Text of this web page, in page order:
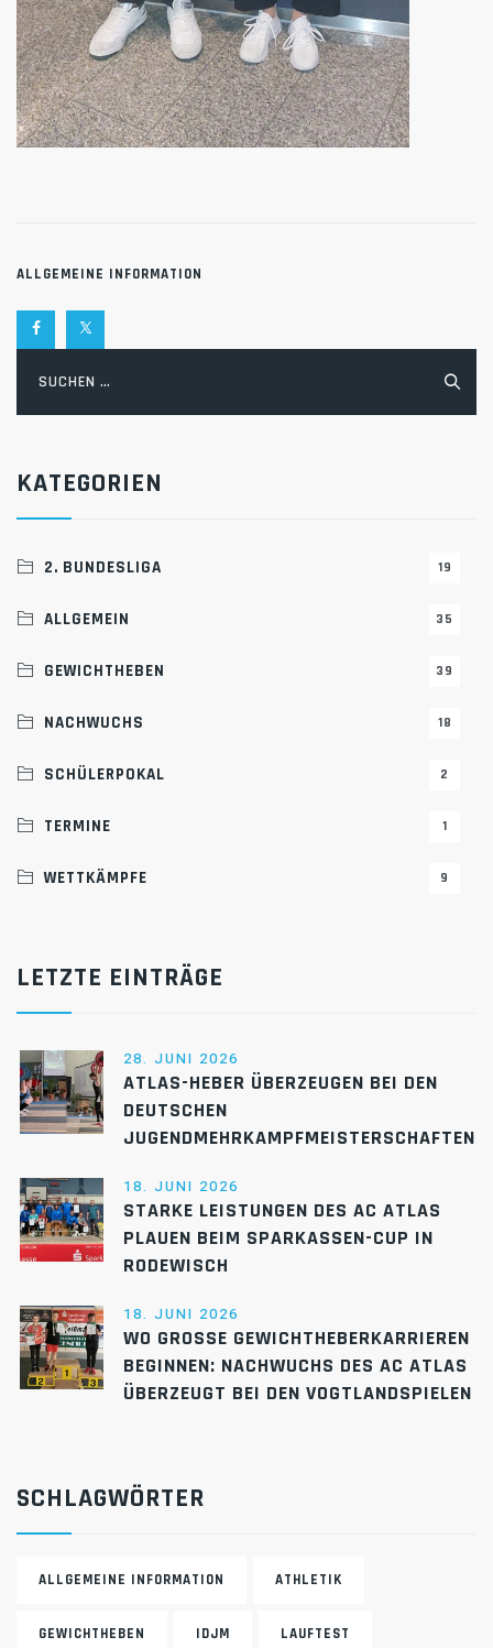
ALLGEMEINE INFORMATION
nach:
KATEGORIEN
2. BUNDESLIGA 19
ALLGEMEIN 35
GEWICHTHEBEN 39
NACHWUCHS 18
SCHÜLERPOKAL 2
TERMINE 1
WETTKÄMPFE 9
LETZTE EINTRÄGE
28. JUNI 2026
ATLAS-HEBER ÜBERZEUGEN BEI DEN
DEUTSCHEN
JUGENDMEHRKAMPFMEISTERSCHAFTEN
18. JUNI 2026
STARKE LEISTUNGEN DES AC ATLAS
PLAUEN BEIM SPARKASSEN-CUP IN
RODEWISCH
18. JUNI 2026
WO GROSSE GEWICHTHEBERKARRIEREN B
EGINNEN: NACHWUCHS DES AC ATLAS Ü
BERZEUGT BEI DEN VOGTLANDSPIELEN
SCHLAGWÖRTER
ALLGEMEINE INFORMATION ATHLETIK
GEWICHTHEBEN IDJM LAUFTEST